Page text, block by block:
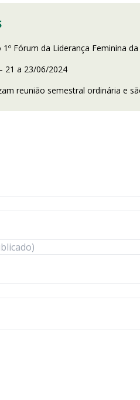
Fórum da Liderança Feminina
21 a 23/06/2024
reunião semestral ordinária e